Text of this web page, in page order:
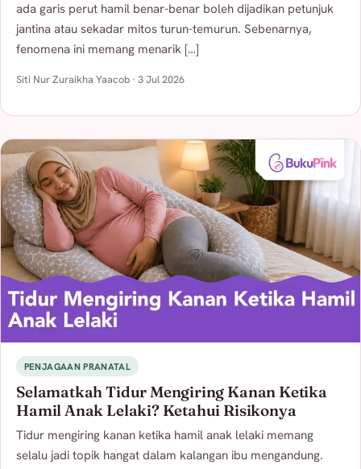
ada garis perut hamil benar-benar boleh dijadikan petunjuk
jantina atau sekadar mitos turun-temurun. Sebenarnya,
fenomena ini memang menarik […]
Siti Nur Zuraikha Yaacob · 3 Jul 2026
PENJAGAAN PRANATAL
Selamatkah Tidur Mengiring Kanan Ketika
Hamil Anak Lelaki? Ketahui Risikonya
Tidur mengiring kanan ketika hamil anak lelaki memang
selalu jadi topik hangat dalam kalangan ibu mengandung.